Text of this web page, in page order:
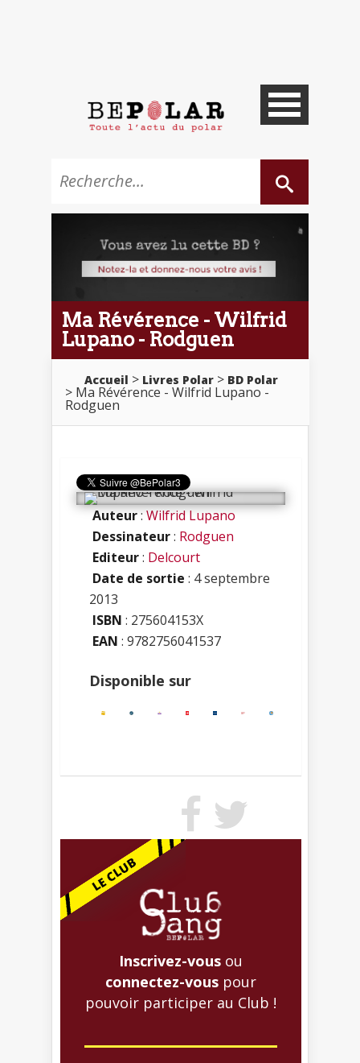
Ma Révérence - Wilfrid
Lupano - Rodguen
Accueil Livres Polar BD Polar
Ma Révérence - Wilfrid Lupano -
Rodguen
Auteur: Wilfrid Lupano
Dessinateur: Rodguen
Editeur: Delcourt
Date de sortie : 4 septembre
2013
ISBN : 275604153X
EAN : 9782756041537
Disponible sur
Inscrivez-vous ou
connectez-vous pour
pouvoir participer au Club !